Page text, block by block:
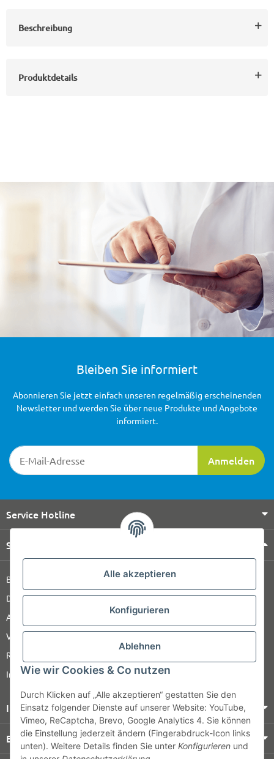
Alle akzeptieren
Konfigurieren
Ablehnen
Wie wir Cookies & Co nutzen
Durch Klicken auf „Alle akzeptieren“ gestatten Sie den
Einsatz folgender Dienste auf unserer Website: YouTube,
Vimeo, ReCaptcha, Brevo, Google Analytics 4. Sie können
die Einstellung jederzeit ändern (Fingerabdruck-Icon links
unten). Weitere Details finden Sie unter Konfigurieren und
Beschreibung
Produktdetails
Bleiben Sie informiert
Newsletter-Registrierung
Anmelden
Abonnieren Sie jetzt einfach unseren regelmäßig erscheinenden
Newsletter und werden Sie über neue Produkte und Angebote
informiert.
Service Hotline
Shop Service
Barrierefreiheitserklärung
Datenschutz
AGB
Versandinformationen
Retour
Impressum
Informationen
Bezahlung & Versand